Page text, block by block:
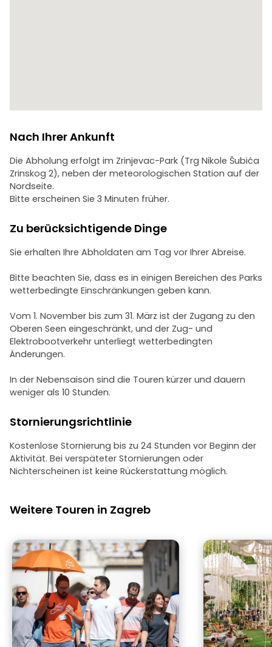
Nach Ihrer Ankunft
Die Abholung erfolgt im Zrinjevac-Park (Trg Nikole Šubića
Zrinskog 2), neben der meteorologischen Station auf der
Nordseite.
Bitte erscheinen Sie 3 Minuten früher.
Zu berücksichtigende Dinge
Sie erhalten Ihre Abholdaten am Tag vor Ihrer Abreise.
Bitte beachten Sie, dass es in einigen Bereichen des Parks
wetterbedingte Einschränkungen geben kann.
Vom 1. November bis zum 31. März ist der Zugang zu den
Oberen Seen eingeschränkt, und der Zug- und
Elektrobootverkehr unterliegt wetterbedingten
Änderungen.
In der Nebensaison sind die Touren kürzer und dauern
weniger als 10 Stunden.
Stornierungsrichtlinie
Kostenlose Stornierung bis zu 24 Stunden vor Beginn der
Aktivität. Bei verspäteter Stornierungen oder
Nichterscheinen ist keine Rückerstattung möglich.
Weitere Touren in Zagreb